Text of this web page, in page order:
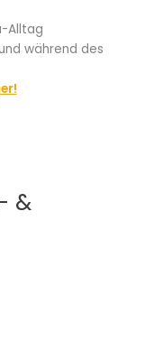
Alltag
während des
&